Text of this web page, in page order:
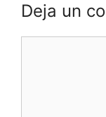
Deja un